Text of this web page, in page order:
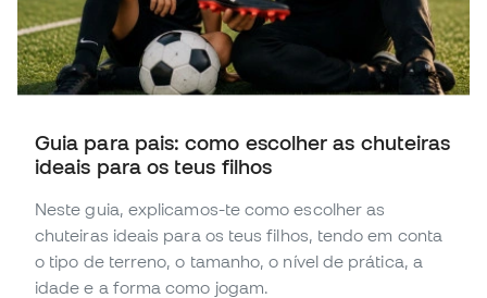
Guia para pais: como escolher as chuteiras
ideais para os teus filhos
Neste guia, explicamos-te como escolher as
chuteiras ideais para os teus filhos, tendo em conta
o tipo de terreno, o tamanho, o nível de prática, a
idade e a forma como jogam.